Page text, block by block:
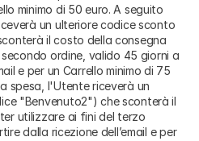
minimo di 50 euro. A seguito
un ulteriore codice sconto
il costo della consegna
ordine, valido 45 giorni a
e per un Carrello minimo di 75
spesa, l'Utente riceverà un
"Benvenuto2") che sconterà il
utilizzare ai fini del terzo
dalla ricezione dell’email e per